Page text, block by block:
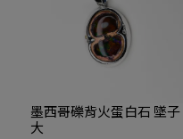
墨西哥礫背火蛋白石 墜子
大